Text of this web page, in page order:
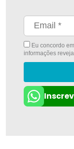
Eu concordo
informações